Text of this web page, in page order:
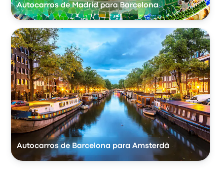
Autocarros de Madrid para Barcelona
Autocarros de Barcelona para Amsterdã